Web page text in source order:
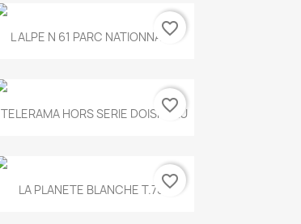
 Aperçu rapide
L ALPE N 61 PARC NATIONNAL...
favorite_border
Aperçu rapide
TELERAMA HORS SERIE DOISNEAU
favorite_border
Aperçu rapide
LA PLANETE BLANCHE T.785favorite_border